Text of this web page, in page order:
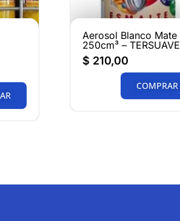
Aerosol Blanco Mate
250cm³ – TERSUAVE
$ 210,00
COMPRAR